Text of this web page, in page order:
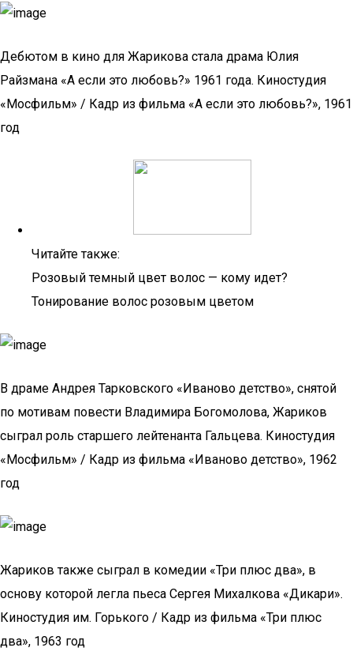
Дебютом в кино для Жарикова стала драма Юлия
Райзмана «А если это любовь?» 1961 года. Киностудия
«Мосфильм» / Кадр из фильма «А если это любовь?», 1961
год
Читайте также:
Розовый темный цвет волос — кому идет?
Тонирование волос розовым цветом
В драме Андрея Тарковского «Иваново детство», снятой
по мотивам повести Владимира Богомолова, Жариков
сыграл роль старшего лейтенанта Гальцева. Киностудия
«Мосфильм» / Кадр из фильма «Иваново детство», 1962
год
Жариков также сыграл в комедии «Три плюс два», в
основу которой легла пьеса Сергея Михалкова «Дикари».
Киностудия им. Горького / Кадр из фильма «Три плюс
два», 1963 год